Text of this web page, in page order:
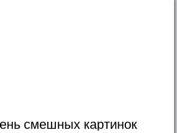
смешных картинок